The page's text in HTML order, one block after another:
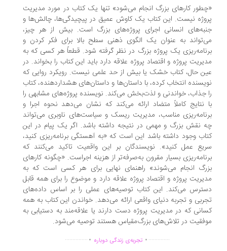
کارهای بزرگ انجام می‌شود» تنها یک کتاب در مورد مدیریت
نیست. این کتاب یک کاوش عمیق در پیچیدگی‌ها، چالش‌ها و
انسانی اجرای پروژه‌های بزرگ است. بیش از هر چیز،
به عنوان یک الگوی ذهنی سطح بالا برای فکر کردن و
یک پروژه بزرگ در نظر گرفته شود. قطعاً هر کسی که به
پروژه و اقتصاد پروژه علاقه دارد باید این کتاب را بخواند. در
حال، کتاب خشک یا بیش از حد علمی نیست. رویکرد روایی که
انتخاب کرده، با داستان‌ها و داستان‌های هشداردهنده، کتاب
جذاب، خواندنی و لذت‌بخش می‌کند. نویسنده پروژه‌های مشابهی را
نتایج کاملاً متضاد ارائه می‌کند که نشان می‌دهد نحوه اجرا و
مناسب، مدیریت ریسک و سیاست‌های ناوبری می‌تواند
نقش بزرگ و مهمی در نتیجه داشته باشد. اگر یک پیام در این
وجود داشته باشد این است که «به آهستگی برنامه‌ریزی کنید،
عمل کنید». نویسندگان بر این واقعیت تاکید می‌کنند که
بسیار مقرون به‌صرفه‌تر از هزینه اجراست. «چگونه کارهای
انجام می‌شوند» راهنمای نهایی برای هر کسی است که به
پروژه و اقتصاد پروژه علاقه دارد و موضوع را برای همه قابل
می‌کند. این کتاب توصیه‌های عملی را بر اساس داده‌های
و تجربه دنیای واقعی ارائه می‌دهد. خواندن این کتاب به همه
که در مدیریت پروژه دست دارند یا علاقه‌مند به دستیابی به
در تلاش‌های بزرگ‌مقیاس هستند توصیه می‌شود.
............... .تجربه‌ی زندگی دوباره ...............